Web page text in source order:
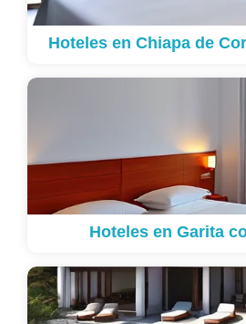
Hoteles en Chiapa de
Hoteles en Garita